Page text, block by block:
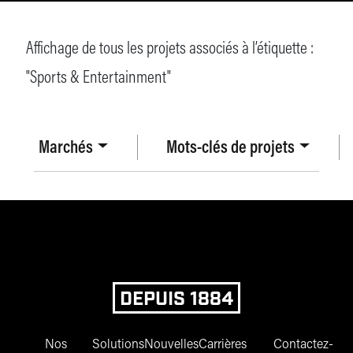
Marchés Mots-clés de projets
Affichage de tous les projets associés à l’étiquette :
"Sports & Entertainment"
DEPUIS 1884
Nos SolutionsNouvellesCarrières Contactez-